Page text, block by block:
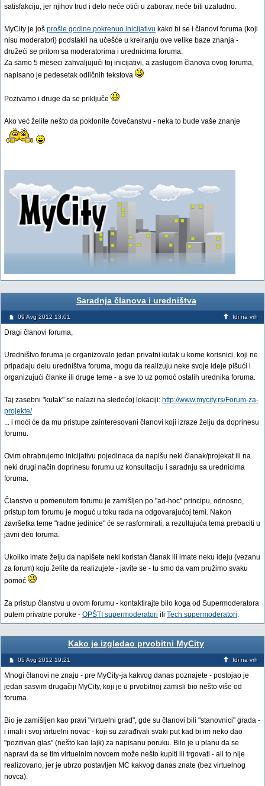
satisfakciju, jer njihov trud i delo neće otići u zaborav, neće biti uzaludno.
MyCity je još prošle godine pokrenuo inicijativu kako bi se i članovi foruma (koji
nisu moderatori) podstakli na učešće u kreiranju ove velike baze znanja -
družeći se pritom sa moderatorima i urednicima foruma.
Za samo 5 meseci zahvaljujući toj inicijativi, a zaslugom članova ovog foruma,
napisano je pedesetak odličnih tekstova
Pozivamo i druge da se priključe
Ako već želite nešto da poklonite čovečanstvu - neka to bude vaše znanje
Saradnja članova i uredništva
09 Avg 2012 13:01 Idi na vrh
Dragi članovi foruma,
Uredništvo foruma je organizovalo jedan privatni kutak u kome korisnici, koji ne
pripadaju delu uredništva foruma, mogu da realizuju neke svoje ideje pišući i
organizujući članke ili druge teme - a sve to uz pomoć ostalih urednika foruma.
Taj zasebni "kutak" se nalazi na sledećoj lokaciji: http://www.mycity.rs/Forum-za-
projekte/
... i moći će da mu pristupe zainteresovani članovi koji izraze želju da doprinesu
forumu.
Ovim ohrabrujemo inicijativu pojedinaca da napišu neki članak/projekat ili na
neki drugi način doprinesu forumu uz konsultaciju i saradnju sa urednicima
foruma.
Članstvo u pomenutom forumu je zamišljen po "ad-hoc" principu, odnosno,
pristup tom forumu je moguć u toku rada na odgovarajućoj temi. Nakon
završetka teme "radne jedinice" će se rasformirati, a rezultujuća tema prebaciti u
javni deo foruma.
Ukoliko imate želju da napišete neki koristan članak ili imate neku ideju (vezanu
za forum) koju želite da realizujete - javite se - tu smo da vam pružimo svaku
pomoć
Za pristup članstvu u ovom forumu - kontaktirajte bilo koga od Supermoderatora
putem privatne poruke - OPŠTI supermoderatori ili Tech supermoderatori.
Kako je izgledao prvobitni MyCity
05 Avg 2012 19:21 Idi na vrh
Mnogi članovi ne znaju - pre MyCity-ja kakvog danas poznajete - postojao je
jedan sasvim drugačiji MyCity, koji je u prvobitnoj zamisli bio nešto više od
foruma.
Bio je zamišljen kao pravi "virtuelni grad", gde su članovi bili "stanovnici" grada -
i imali i svoj virtuelni novac - koji su zarađivali svaki put kad bi im neko dao
"pozitivan glas" (nešto kao lajk) za napisanu poruku. Bilo je u planu da se
napravi da se tim virtuelnim novcem može nešto kupiti ili trgovati - ali to nije
realizovano, jer je ubrzo postavljen MC kakvog danas znate (bez virtuelnog
novca).